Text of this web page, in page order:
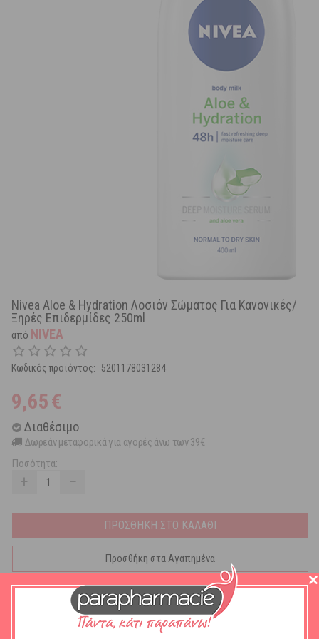
Nivea Aloe & Hydration Λοσιόν Σώματος Για Κανονικές/
Ξηρές Επιδερμίδες 250ml
από NIVEA
Κωδικός προϊόντος: 5201178031284
9,65€
Διαθέσιμο
Δωρεάν μεταφορικά για αγορές άνω των 39€
Ποσότητα:
+ −
ΠΡΟΣΘΗΚΗ ΣΤΟ ΚΑΛΑΘΙ
Προσθήκη στα Αγαπημένα
Η λοσιόν σώματος Aloe & Hydration είναι εμπλουτισμένη με το NIVEA
DEEP MOISTURE SERUM και αλόη.
Απορροφάται άμεσα, αφήνοντας την επιδερμίδα απαλή,ανανεωμένη